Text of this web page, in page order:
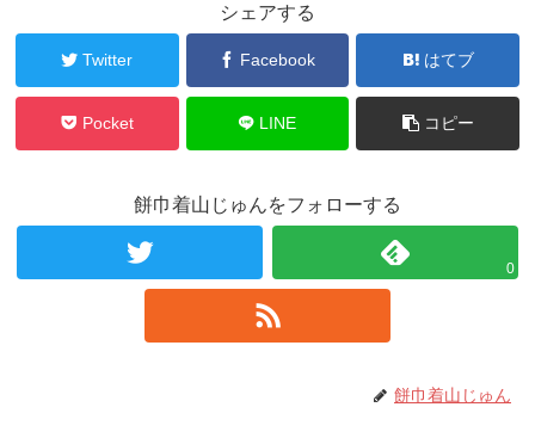
シェアする
Twitter Facebook はてブ
Pocket LINE コピー
餅巾着山じゅんをフォローする
0
餅巾着山じゅん